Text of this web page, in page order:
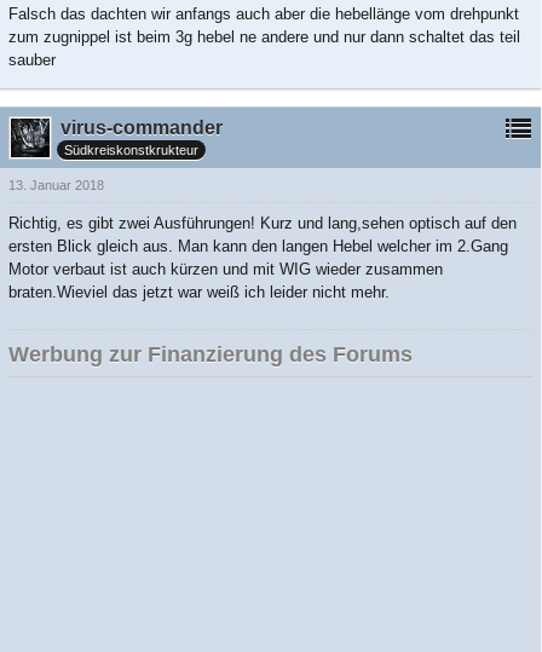
Falsch das dachten wir anfangs auch aber die hebellänge vom drehpunkt
zum zugnippel ist beim 3g hebel ne andere und nur dann schaltet das teil
sauber
virus-commander
Südkreiskonstkrukteur
13. Januar 2018
Richtig, es gibt zwei Ausführungen! Kurz und lang,sehen optisch auf den
ersten Blick gleich aus. Man kann den langen Hebel welcher im 2.Gang
Motor verbaut ist auch kürzen und mit WIG wieder zusammen
braten.Wieviel das jetzt war weiß ich leider nicht mehr.
Werbung zur Finanzierung des Forums